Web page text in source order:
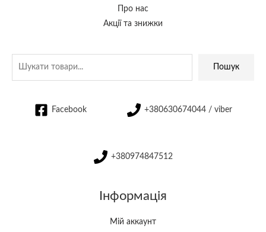
Про нас
Акції та знижки
Пошук
Facebook +380630674044 / viber
+380974847512
Інформація
Мій аккаунт